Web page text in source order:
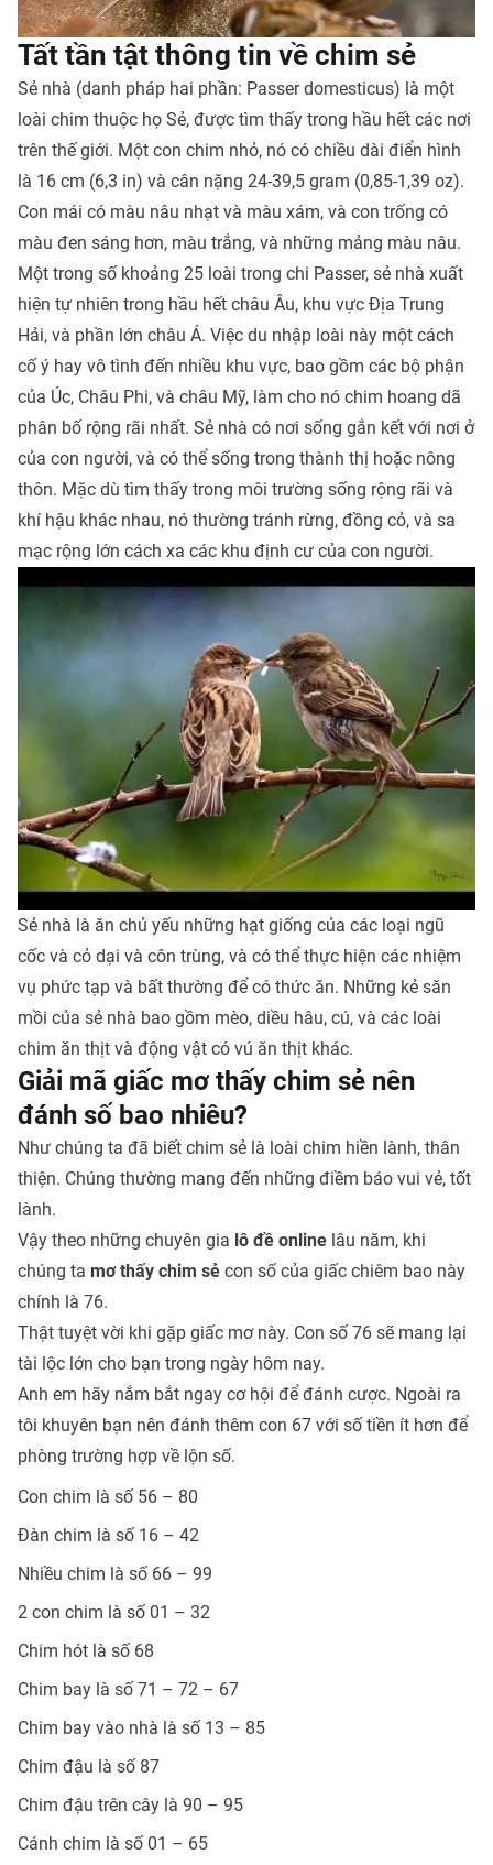
Tất tần tật thông tin về chim sẻ
Sẻ nhà (danh pháp hai phần: Passer domesticus) là một
loài chim thuộc họ Sẻ, được tìm thấy trong hầu hết các nơi
trên thế giới. Một con chim nhỏ, nó có chiều dài điển hình
là 16 cm (6,3 in) và cân nặng 24-39,5 gram (0,85-1,39 oz).
Con mái có màu nâu nhạt và màu xám, và con trống có
màu đen sáng hơn, màu trắng, và những mảng màu nâu.
Một trong số khoảng 25 loài trong chi Passer, sẻ nhà xuất
hiện tự nhiên trong hầu hết châu Âu, khu vực Địa Trung
Hải, và phần lớn châu Á. Việc du nhập loài này một cách
cố ý hay vô tình đến nhiều khu vực, bao gồm các bộ phận
của Úc, Châu Phi, và châu Mỹ, làm cho nó chim hoang dã
phân bố rộng rãi nhất. Sẻ nhà có nơi sống gắn kết với nơi ở
của con người, và có thể sống trong thành thị hoặc nông
thôn. Mặc dù tìm thấy trong môi trường sống rộng rãi và
khí hậu khác nhau, nó thường tránh rừng, đồng cỏ, và sa
mạc rộng lớn cách xa các khu định cư của con người.
Sẻ nhà là ăn chủ yếu những hạt giống của các loại ngũ
cốc và cỏ dại và côn trùng, và có thể thực hiện các nhiệm
vụ phức tạp và bất thường để có thức ăn. Những kẻ săn
mồi của sẻ nhà bao gồm mèo, diều hâu, cú, và các loài
chim ăn thịt và động vật có vú ăn thịt khác.
Giải mã giấc mơ thấy chim sẻ nên
đánh số bao nhiêu?
Như chúng ta đã biết chim sẻ là loài chim hiền lành, thân
thiện. Chúng thường mang đến những điềm báo vui vẻ, tốt
lành.
Vậy theo những chuyên gia lô đề online lâu năm, khi
chúng ta mơ thấy chim sẻ con số của giấc chiêm bao này
chính là 76.
Thật tuyệt vời khi gặp giấc mơ này. Con số 76 sẽ mang lại
tài lộc lớn cho bạn trong ngày hôm nay.
Anh em hãy nắm bắt ngay cơ hội để đánh cược. Ngoài ra
tôi khuyên bạn nên đánh thêm con 67 với số tiền ít hơn để
phòng trường hợp về lộn số.
Con chim là số 56 – 80
Đàn chim là số 16 – 42
Nhiều chim là số 66 – 99
2 con chim là số 01 – 32
Chim hót là số 68
Chim bay là số 71 – 72 – 67
Chim bay vào nhà là số 13 – 85
Chim đậu là số 87
Chim đậu trên cây là 90 – 95
Cánh chim là số 01 – 65